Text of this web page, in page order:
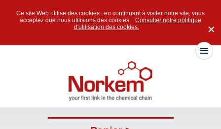
Ce site Web utilise des cookies ; en continuant à visiter notre site, vous
acceptez que nous utilisions des cookies. Consulter notre politique
d'utilisation des cookies.
✕